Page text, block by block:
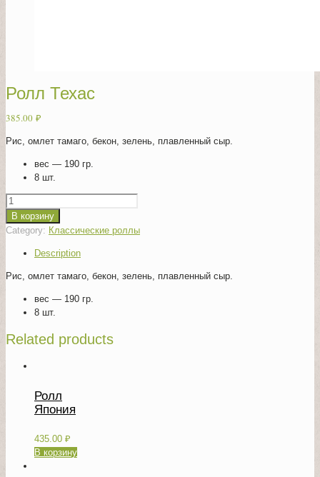
Ролл Техас
385.00 ₽
Рис, омлет тамаго, бекон, зелень, плавленный сыр.
вес — 190 гр.
8 шт.
Quantity
В корзину
Category: Классические роллы
Description
Рис, омлет тамаго, бекон, зелень, плавленный сыр.
вес — 190 гр.
8 шт.
Related products
Ролл
Япония
435.00 ₽
В корзину